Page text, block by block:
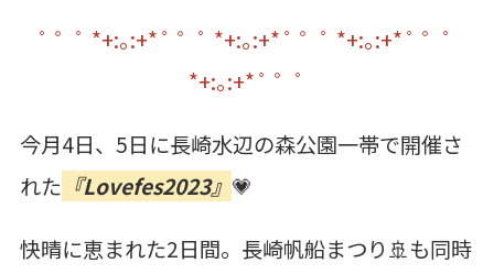
ﾟ ゜ﾟ *+:｡:+* ﾟ ゜ﾟ *+:｡:+* ﾟ ゜ﾟ *+:｡:+* ﾟ ゜ﾟ
*+:｡:+*ﾟ ゜ﾟ
今月4日、 5日に長崎水辺の森公園一帯で開催さ
れた 『Lovefes2023』 💗
快晴に恵まれた2日間。長崎帆船まつり🚢も同時